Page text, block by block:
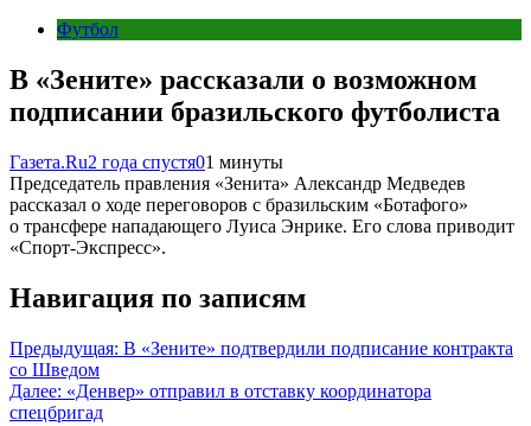
Футбол
В «Зените» рассказали о возможном
подписании бразильского футболиста
Газета.Ru2 года спустя01 минуты
Председатель правления «Зенита» Александр Медведев
рассказал о ходе переговоров с бразильским «Ботафого»
о трансфере нападающего Луиса Энрике. Его слова приводит
«Спорт-Экспресс».
Навигация по записям
Предыдущая: В «Зените» подтвердили подписание контракта
со Шведом
Далее: «Денвер» отправил в отставку координатора
спецбригад